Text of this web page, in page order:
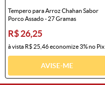
Tempero para Arroz Chahan Sabor
Porco Assado - 27 Gramas
R$ 26,25
à vista R$ 25,46economize3%no Pix
AVISE-ME